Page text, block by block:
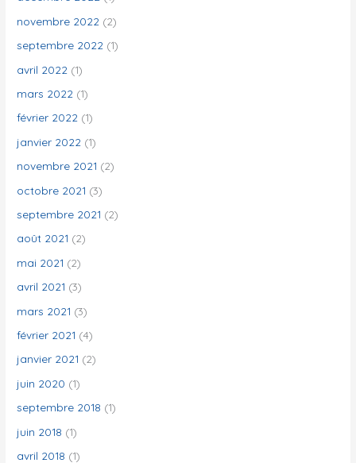
novembre 2022 (2)
septembre 2022 (1)
avril 2022 (1)
mars 2022 (1)
février 2022 (1)
janvier 2022 (1)
novembre 2021 (2)
octobre 2021 (3)
septembre 2021 (2)
août 2021 (2)
mai 2021 (2)
avril 2021 (3)
mars 2021 (3)
février 2021 (4)
janvier 2021 (2)
juin 2020 (1)
septembre 2018 (1)
juin 2018 (1)
avril 2018 (1)